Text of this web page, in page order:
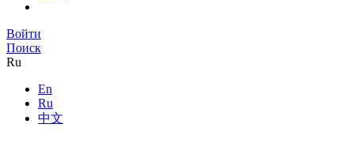
Войти
Поиск
Ru
En
Ru
中文